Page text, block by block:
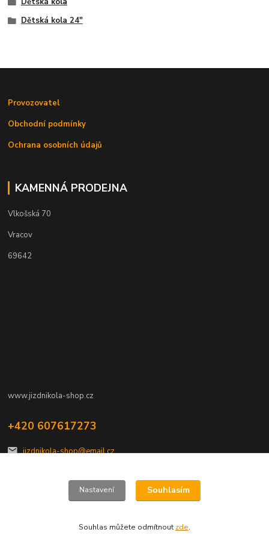
Dětská kola 24"
Provozovatel
Obchodní podmínky
Ochrana osobních údajů
KAMENNÁ PRODEJNA
Vlkošská 70
Vracov
69642
www.jizdnikola-shop.cz
+420 607617273
jizdnikola-shop@email.cz
Nastavení Souhlasím
Souhlas můžete odmítnout zde.